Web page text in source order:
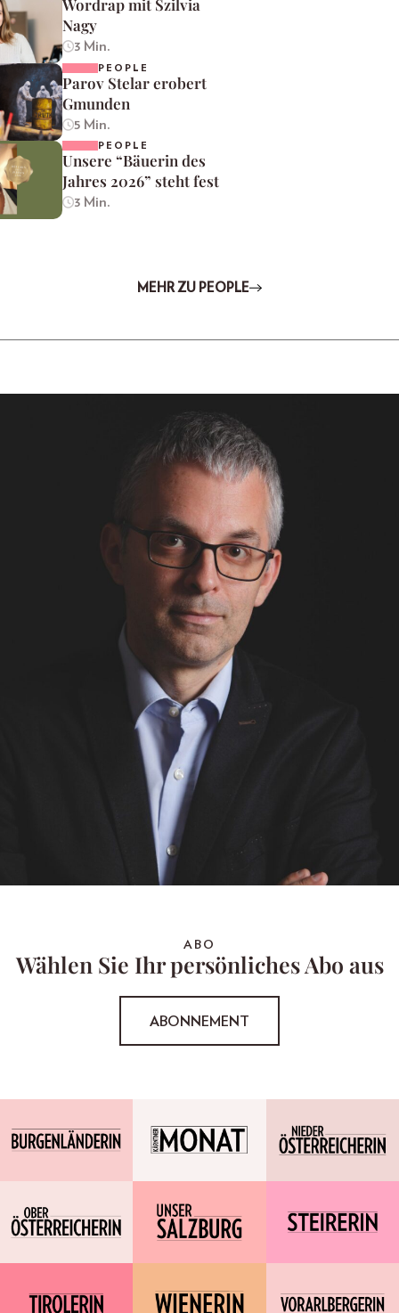
Wordrap mit Szilvia
Nagy
3 Min.
PEOPLE
Parov Stelar erobert
Gmunden
5 Min.
PEOPLE
Unsere “Bäuerin des
Jahres 2026” steht fest
3 Min.
MEHR ZU PEOPLE
ABO
Wählen Sie Ihr persönliches Abo aus
ABONNEMENT